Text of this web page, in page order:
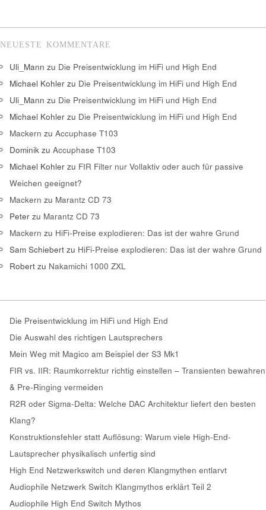
NEUESTE KOMMENTARE
Uli_Mann zu Die Preisentwicklung im HiFi und High End
Michael Kohler zu Die Preisentwicklung im HiFi und High End
Uli_Mann zu Die Preisentwicklung im HiFi und High End
Michael Kohler zu Die Preisentwicklung im HiFi und High End
Mackern zu Accuphase T103
Dominik zu Accuphase T103
Michael Kohler zu FIR Filter nur Vollaktiv oder auch für passive
Weichen geeignet?
Mackern zu Marantz CD 73
Peter zu Marantz CD 73
Mackern zu HiFi-Preise explodieren: Das ist der wahre Grund
Sam Schiebert zu HiFi-Preise explodieren: Das ist der wahre Grund
Robert zu Nakamichi 1000 ZXL
Die Preisentwicklung im HiFi und High End
Die Auswahl des richtigen Lautsprechers
Mein Weg mit Magico am Beispiel der S3 Mk1
FIR vs. IIR: Raumkorrektur richtig einstellen – Transienten bewahren
& Pre-Ringing vermeiden
R2R oder Sigma-Delta: Welche DAC Architektur liefert den besten
Klang?
Konstruktionsfehler statt Auflösung: Warum viele High-End-
Lautsprecher physikalisch unfertig sind
High End Netzwerkswitch und deren Klangmythen entlarvt
Audiophile Netzwerk Switch Klangmythos erklärt Teil 2
Audiophile High End Switch Mythos